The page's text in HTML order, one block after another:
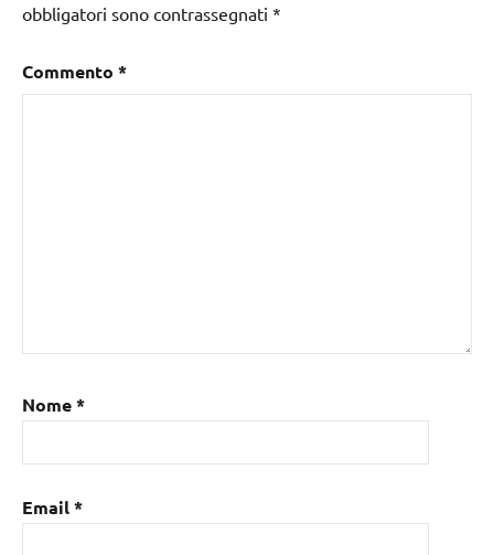
obbligatori sono contrassegnati *
Commento *
Nome*
Email*